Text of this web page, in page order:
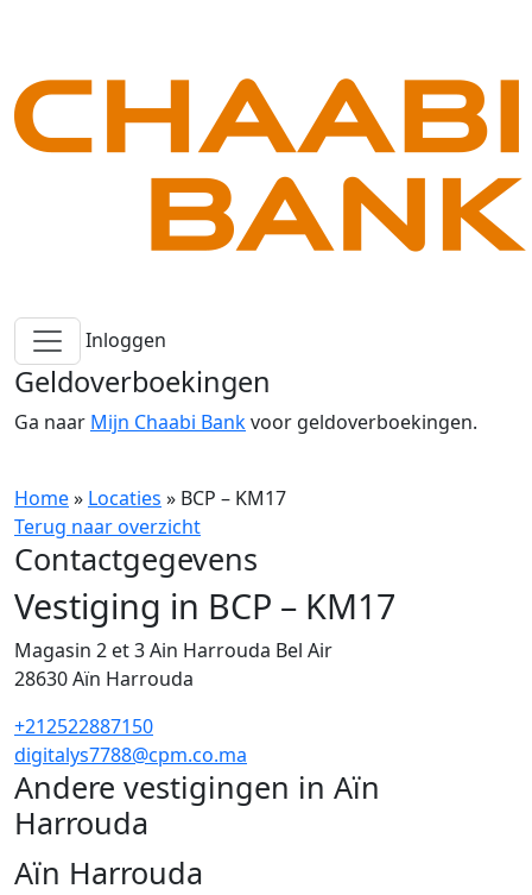
Inloggen
Geldoverboekingen
Ga naar Mijn Chaabi Bankvoor geldoverboekingen.
Home» Locaties » BCP – KM17
Terug naar overzicht
Contactgegevens
Vestiging in BCP – KM17
Magasin 2 et 3 Ain Harrouda Bel Air
28630Aïn Harrouda
+212522887150
digitalys7788@cpm.co.ma
Andere vestigingen in Aïn
Harrouda
Aïn Harrouda